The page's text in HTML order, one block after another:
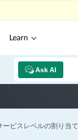
Learn
Ask AI
ビスレベルの割り当て